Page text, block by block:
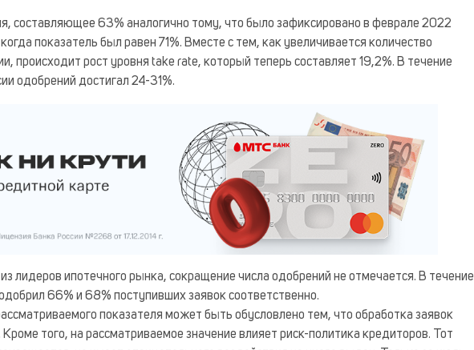
составляющее 63% аналогично тому, что было зафиксировано в феврале 2022
показатель был равен 71%. Вместе с тем, как увеличивается количество
происходит рост уровня take rate, который теперь составляет 19,2%. В течение
одобрений достигал 24-31%.
лидеров ипотечного рынка, сокращение числа одобрений не отмечается. В течение
66% и 68% поступивших заявок соответственно.
показателя может быть обусловлено тем, что обработка заявок
того, на рассматриваемое значение влияет риск-политика кредиторов. Тот